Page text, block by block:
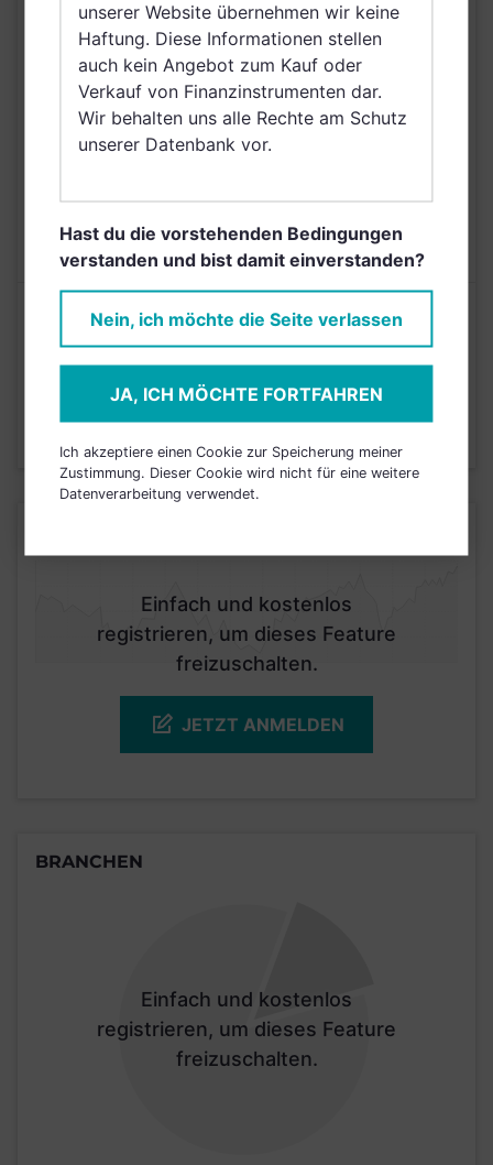
VERTRIEBSZULASSUNG
Nordirland, Österreich,
Schweiz, Finnland,
Dänemark, Schweden,
Netherlands (Kingdom
of the), Norwegen,
Kroatien
MAX. LAUFENDE
KOSTEN
2,35%
Risikoeinstufung laut Anbieter (KID)
2 3 4 5 6
Einfach und kostenlos
registrieren, um dieses Feature
freizuschalten.
JETZT ANMELDEN
BRANCHEN
Einfach und kostenlos
registrieren, um dieses Feature
freizuschalten.
unserer Website übernehmen wir keine
Haftung. Diese Informationen stellen
auch kein Angebot zum Kauf oder
Verkauf von Finanzinstrumenten dar.
Wir behalten uns alle Rechte am Schutz
unserer Datenbank vor.
Hast du die vorstehenden Bedingungen
verstanden und bist damit einverstanden?
Nein, ich möchte die Seite verlassen
JA, ICH MÖCHTE FORTFAHREN
Ich akzeptiere einen Cookie zur Speicherung meiner
Zustimmung. Dieser Cookie wird nicht für eine weitere
Datenverarbeitung verwendet.